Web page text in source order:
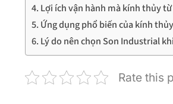
Lợi ích vận hành mà kính thủy
Ứng dụng phổ biến của kính
Lý do nên chọn Son Industrial
Rate this